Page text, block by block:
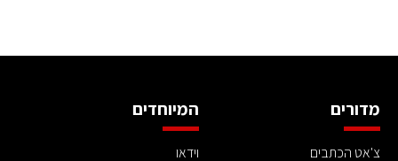
מדורים
צ'אט הכתבים
המיוחדים
וידאו